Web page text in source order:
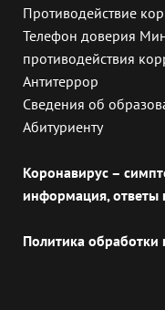
Противодействие
Телефон доверия
противодействия
Антитеррор
Сведения об
Абитуриенту
Коронавирус –
информация, ответы
Политика